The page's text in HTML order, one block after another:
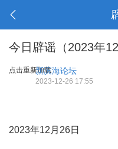
今日辟谣（2023年12
点击重新加载新滨海论坛
2023-12-26 17:55
2023年12月26日